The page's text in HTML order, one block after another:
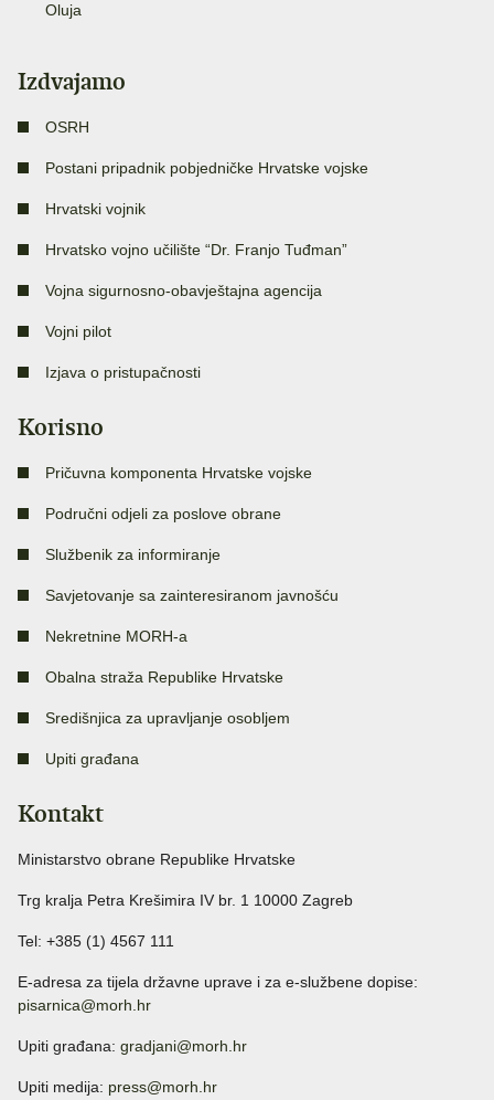
Oluja
Izdvajamo
OSRH
Postani pripadnik pobjedničke Hrvatske vojske
Hrvatski vojnik
Hrvatsko vojno učilište “Dr. Franjo Tuđman”
Vojna sigurnosno-obavještajna agencija
Vojni pilot
Izjava o pristupačnosti
Korisno
Pričuvna komponenta Hrvatske vojske
Područni odjeli za poslove obrane
Službenik za informiranje
Savjetovanje sa zainteresiranom javnošću
Nekretnine MORH-a
Obalna straža Republike Hrvatske
Središnjica za upravljanje osobljem
Upiti građana
Kontakt
Ministarstvo obrane Republike Hrvatske
Trg kralja Petra Krešimira IV br. 1 10000 Zagreb
Tel: +385 (1) 4567 111
E-adresa za tijela državne uprave i za e-službene dopise:
pisarnica@morh.hr
Upiti građana: gradjani@morh.hr
Upiti medija: press@morh.hr